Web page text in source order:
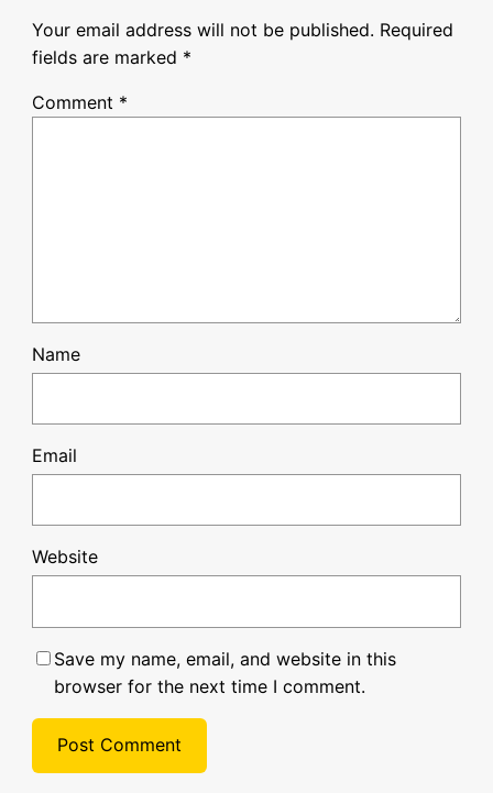
Your email address will not be published. Required
fields are marked *
Comment *
Name
Email
Website
Save my name, email, and website in this
browser for the next time I comment.